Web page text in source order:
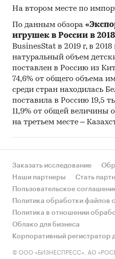
Категории: Защитная
На втором месте по
По данным обзора
игрушек в России в
BusinesStat в 2019 г, в
натуральный объем
поставлен в Россию из
74,6% от общего объема
среди стран находилась
поставила в Россию 19,5
11,9% от общей величины
на третьем месте –
Заказать исследование
Наши партнеры
Стать
Пользовательское
Политика обработки файлов
Политика в отношении
Облако для бизнеса
Корпоративный регистратор
© ООО «БИЗНЕСПРЕСС», АО